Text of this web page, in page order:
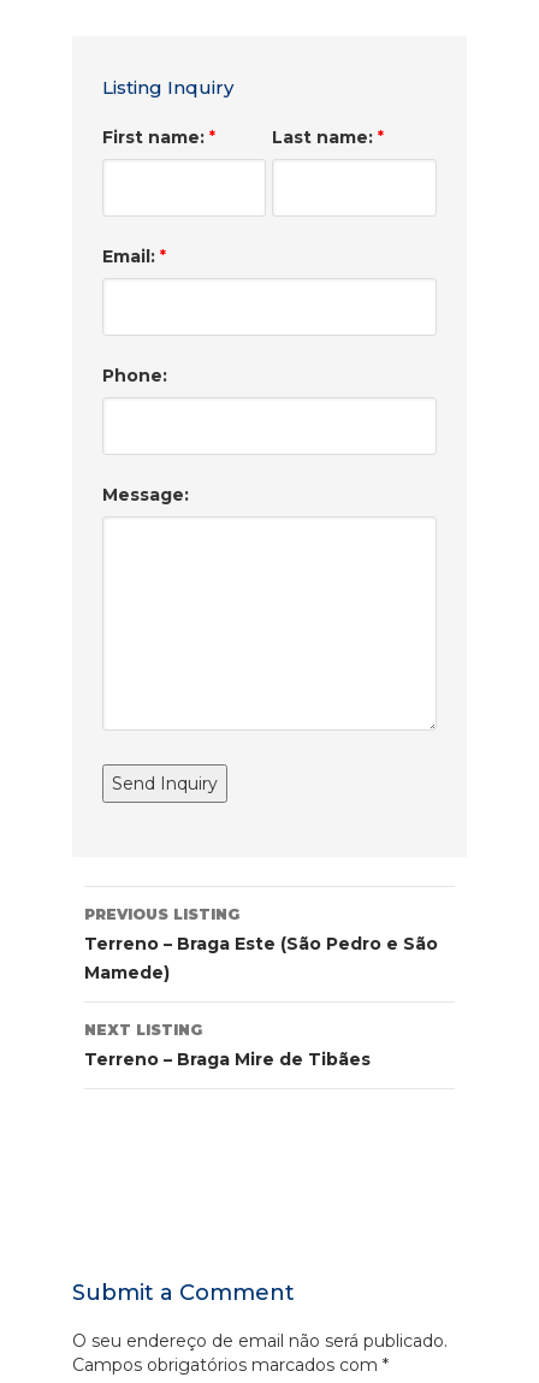
Listing Inquiry
First name: * Last name:*
Email: *
Phone:
Message:
Listing
navigation
PREVIOUS LISTING
Terreno – Braga Este (São Pedro e São
Mamede)
NEXT LISTING
Terreno – Braga Mire de Tibães
Submit a Comment
O seu endereço de email não será publicado.
Campos obrigatórios marcados com *